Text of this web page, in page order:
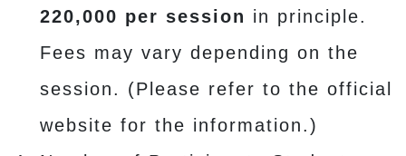
220,000 per session in principle.
Fees may vary depending on the
session. (Please refer to the official
website for the information.)